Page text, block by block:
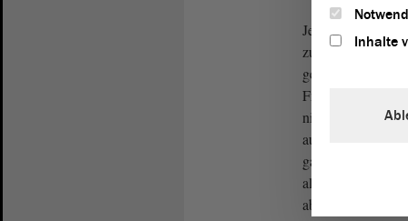
Jetzt müssen wir
zu der
gesagt: Hierzu
Fraktionen vor.
nicht jeweils auch
aufrufen müssen,
ganz geschickt
als Erstes über
abstimmen,
Inhalte